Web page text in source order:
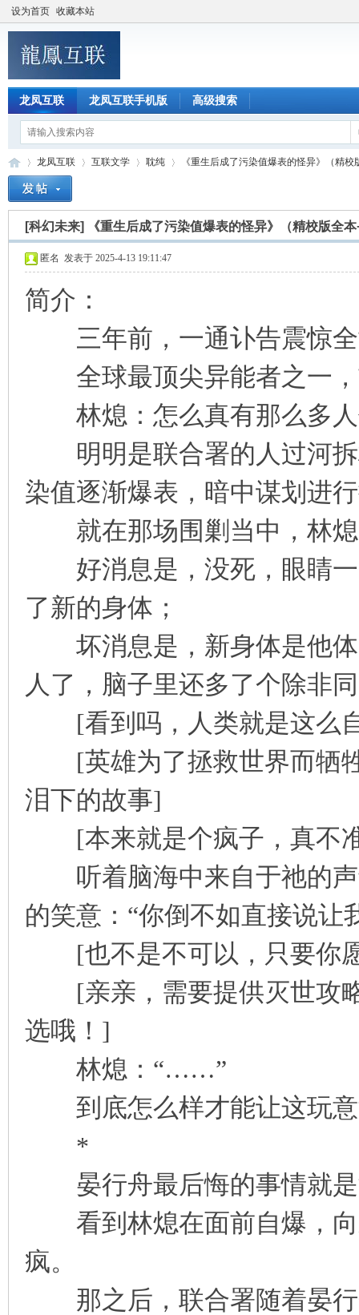
设为首页 收藏本站
龙凤互联 龙凤互联手机版 高级搜索
龙凤互联
›
互联文学
›
耽纯
›
《重生后成了污染值爆表的怪异》（精校
[科幻未来] 《重生后成了污染值爆表的怪异》（精校版全
匿名 发表于 2025-4-13 19:11:47
简介：
三年前，一通讣告震惊
全球最顶尖异能者之一，
林熄：怎么真有那么多人
明明是联合署的人过河拆
染值逐渐爆表，暗中谋划进
就在那场围剿当中，林熄
好消息是，没死，眼睛一
了新的身体；
坏消息是，新身体是他体
人了，脑子里还多了个除非
[看到吗，人类就是这么
[英雄为了拯救世界而牺牲
泪下的故事]
[本来就是个疯子，真不
听着脑海中来自于祂的声
的笑意：“你倒不如直接说让
[也不是不可以，只要你
[亲亲，需要提供灭世攻略
选哦！]
林熄：“……”
到底怎么样才能让这玩意
*
晏行舟最后悔的事情就是
看到林熄在面前自爆，向
疯。
那之后，联合署随着晏行